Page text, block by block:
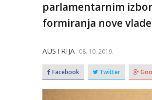
parlamentarnim
formiranja nove
AUSTRIJA 08. 10. 2019.
Facebook Twitter